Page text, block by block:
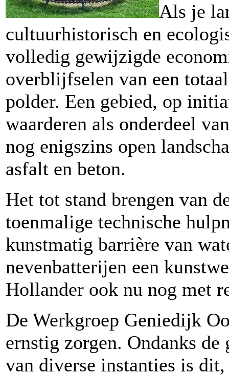
Als je
cultuurhistorisch en
volledig gewijzigde
overblijfselen van een
polder. Een gebied, op
waarderen als onderdeel
nog enigszins open
asfalt en beton.
Het tot stand brengen van
toenmalige technische
kunstmatig barrière van
nevenbatterijen een
Hollander ook nu nog met
De Werkgroep Geniedijk
ernstig zorgen. Ondanks
van diverse instanties is